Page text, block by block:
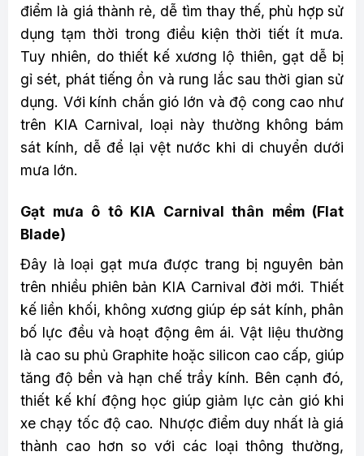
điểm là giá thành rẻ, dễ tìm thay thế, phù hợp sử
dụng tạm thời trong điều kiện thời tiết ít mưa.
Tuy nhiên, do thiết kế xương lộ thiên, gạt dễ bị
gỉ sét, phát tiếng ồn và rung lắc sau thời gian sử
dụng. Với kính chắn gió lớn và độ cong cao như
trên KIA Carnival, loại này thường không bám
sát kính, dễ để lại vệt nước khi di chuyển dưới
mưa lớn.
Gạt mưa ô tô KIA Carnival thân mềm (Flat
Blade)
Đây là loại gạt mưa được trang bị nguyên bản
trên nhiều phiên bản KIA Carnival đời mới. Thiết
kế liền khối, không xương giúp ép sát kính, phân
bố lực đều và hoạt động êm ái. Vật liệu thường
là cao su phủ Graphite hoặc silicon cao cấp, giúp
tăng độ bền và hạn chế trầy kính. Bên cạnh đó,
thiết kế khí động học giúp giảm lực cản gió khi
xe chạy tốc độ cao. Nhược điểm duy nhất là giá
thành cao hơn so với các loại thông thường,